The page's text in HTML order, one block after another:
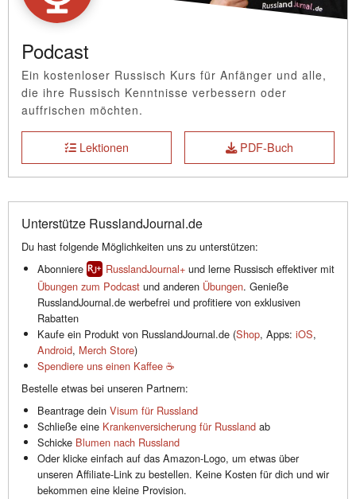
Podcast
Ein kostenloser Russisch Kurs für Anfänger und alle,
die ihre Russisch Kenntnisse verbessern oder
auffrischen möchten.
Lektionen PDF-Buch
Unterstütze RusslandJournal.de
Du hast folgende Möglichkeiten uns zu unterstützen:
Abonniere
RusslandJournal+ und lerne Russisch effektiver mit
Übungen zum Podcast und anderen Übungen. Genieße
RusslandJournal.de werbefrei und profitiere von exklusiven
Rabatten
Kaufe ein Produkt von RusslandJournal.de (Shop, Apps: iOS,
Android, Merch Store)
Spendiere uns einen Kaffee ☕️
Bestelle etwas bei unseren Partnern:
Beantrage dein Visum für Russland
Schließe eine Krankenversicherung für Russland ab
Schicke Blumen nach Russland
Oder klicke einfach auf das Amazon-Logo, um etwas über
unseren Affiliate-Link zu bestellen. Keine Kosten für dich und wir
bekommen eine kleine Provision.